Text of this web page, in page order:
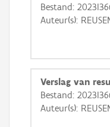
Basis Lagen
Ortho
GRB-
GRB-
Bestand:
Auteur(s):
Verslag van
Bestand:
Auteur(s):